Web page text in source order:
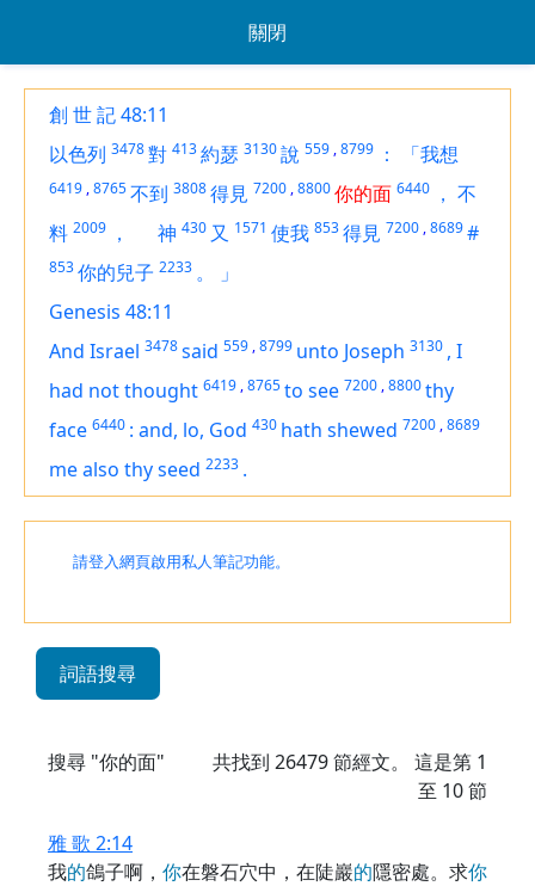
關閉
創 世 記 48:11
以色列 3478對 413約瑟 3130說 559 ,8799 ： 「我想
6419 ,8765不到 3808得見 7200 ,8800你的面 6440 ， 不
料 2009 ， 神 430 又 1571 使我 853得見 7200 ,8689#
853你的兒子 2233 。
」
Genesis 48:11
And Israel 3478said 559 ,8799 unto Joseph 3130 , I
had not thought 6419 ,8765to see 7200 ,8800thy
face 6440 : and, lo, God 430 hath shewed 7200 ,8689
me also thy seed 2233 .
請登入網頁啟用私人筆記功能。
詞語搜尋
搜尋 "你的面" 共找到 26479節經文。 這是第 1
至 10 節
雅 歌 2:14
我的鴿子啊， 你在磐石穴中，在陡巖的隱密處。求你